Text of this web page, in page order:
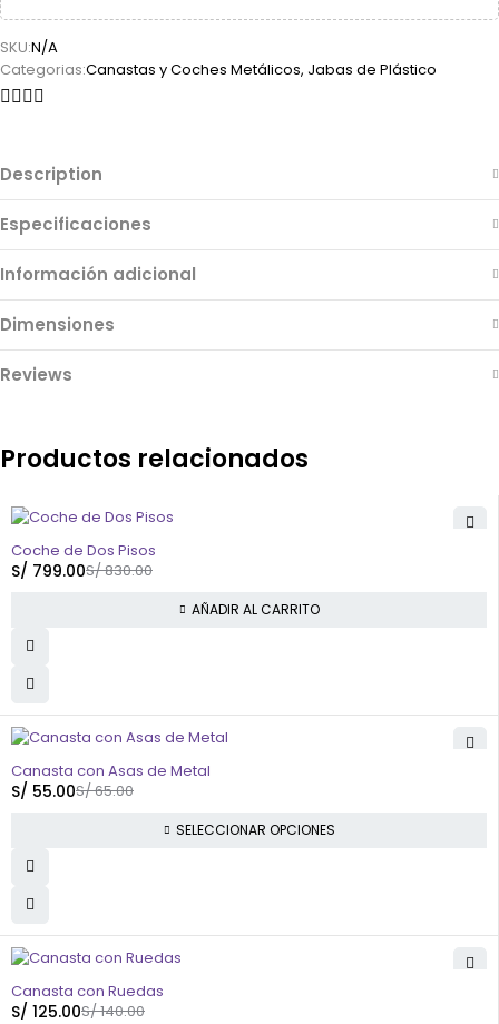
SKU:N/A
Categorias:Canastas y Coches Metálicos, Jabas de Plástico
Description
Especificaciones
Información adicional
Dimensiones
Reviews
Productos relacionados
Coche de Dos Pisos
S/830.00
S/ 799.00
AÑADIR AL CARRITO
Canasta con Asas de Metal
S/65.00
S/ 55.00
SELECCIONAR OPCIONES
Canasta con Ruedas
S/140.00
S/ 125.00